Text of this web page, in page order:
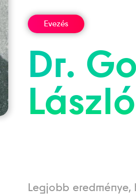
Evezés
Dr.
László
Legjobb